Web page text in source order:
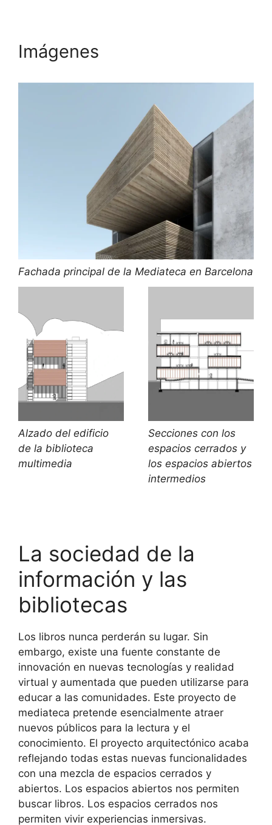
Imágenes
Fachada principal de la Mediateca en Barcelona
Alzado del edificio
de la biblioteca
multimedia
Secciones con los
espacios cerrados y
los espacios abiertos
intermedios
La sociedad de la
información y las
bibliotecas
Los libros nunca perderán su lugar. Sin
embargo, existe una fuente constante de
innovación en nuevas tecnologías y realidad
virtual y aumentada que pueden utilizarse para
educar a las comunidades. Este proyecto de
mediateca pretende esencialmente atraer
nuevos públicos para la lectura y el
conocimiento. El proyecto arquitectónico acaba
reflejando todas estas nuevas funcionalidades
con una mezcla de espacios cerrados y
abiertos. Los espacios abiertos nos permiten
buscar libros. Los espacios cerrados nos
permiten vivir experiencias inmersivas.